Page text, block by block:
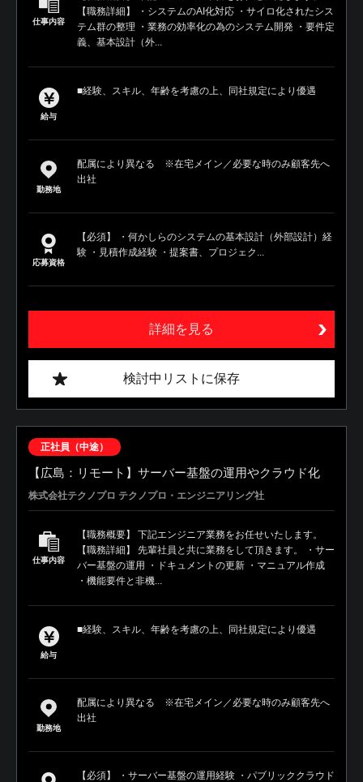
仕事内容
【職務詳細】 ・システムのAI化対応 ・サイロ化されたシス
テム群の整理 ・業務の効率化の為のシステム開発 ・要件定
義、基本設計（外...
給与
■経験、スキル、年齢を考慮の上、同社規定により優遇
勤務地
配属により異なる ※在宅メイン／必要な時のみ顧客先へ
出社
応募資格
【必須】 ・何かしらのシステムの基本設計（外部設計）経
験 ・見積作成経験 ・提案書、プロジェク...
詳細を見る
検討中リストに保存
正社員（中途）
【広島：リモート】サーバー基盤の運用やクラウド化
株式会社テクノプロ テクノプロ・エンジニアリング社
仕事内容
【職務概要】 下記エンジニア業務をお任せいたします。
【職務詳細】 先輩社員と共に業務をして頂きます。 ・サー
バー基盤の運用 ・ドキュメントの更新 ・マニュアル作成
・機能要件と非機...
給与
■経験、スキル、年齢を考慮の上、同社規定により優遇
勤務地
配属により異なる ※在宅メイン／必要な時のみ顧客先へ
出社
【必須】 ・サーバー基盤の運用経験 ・パブリッククラウド